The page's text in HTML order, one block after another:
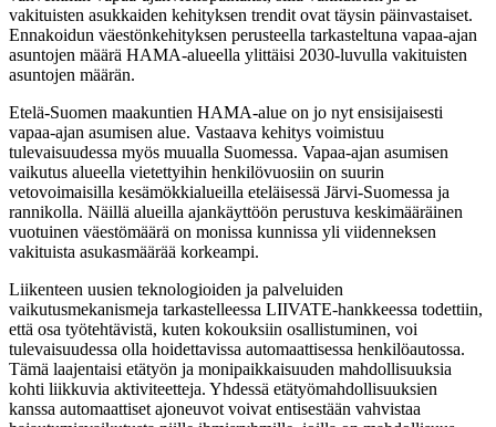
vakituisten asukkaiden kehityksen trendit ovat täysin päinvastaiset.
Ennakoidun väestönkehityksen perusteella tarkasteltuna vapaa-ajan
asuntojen määrä HAMA-alueella ylittäisi 2030-luvulla vakituisten
asuntojen määrän.
Etelä-Suomen maakuntien HAMA-alue on jo nyt ensisijaisesti
vapaa-ajan asumisen alue. Vastaava kehitys voimistuu
tulevaisuudessa myös muualla Suomessa. Vapaa-ajan asumisen
vaikutus alueella vietettyihin henkilövuosiin on suurin
vetovoimaisilla kesämökkialueilla eteläisessä Järvi-Suomessa ja
rannikolla. Näillä alueilla ajankäyttöön perustuva keskimääräinen
vuotuinen väestömäärä on monissa kunnissa yli viidenneksen
vakituista asukasmäärää korkeampi.
Liikenteen uusien teknologioiden ja palveluiden
vaikutusmekanismeja tarkastelleessa LIIVATE-hankkeessa todettiin,
että osa työtehtävistä, kuten kokouksiin osallistuminen, voi
tulevaisuudessa olla hoidettavissa automaattisessa henkilöautossa.
Tämä laajentaisi etätyön ja monipaikkaisuuden mahdollisuuksia
kohti liikkuvia aktiviteetteja. Yhdessä etätyömahdollisuuksien
kanssa automaattiset ajoneuvot voivat entisestään vahvistaa